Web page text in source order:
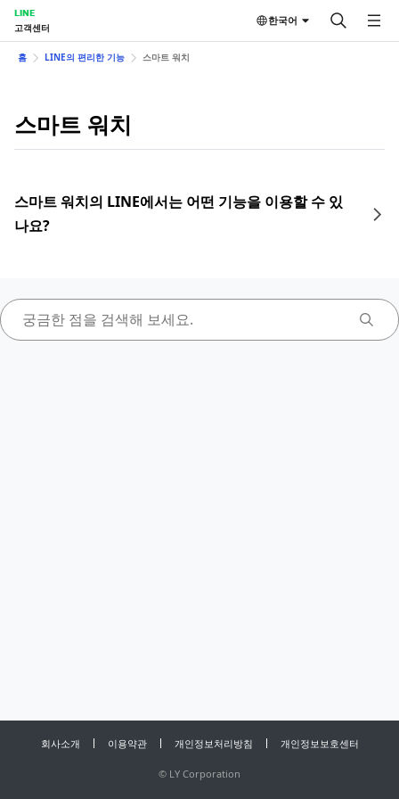
LINE
고객센터
한국어
홈 LINE의 편리한 기능 스마트 워치
스마트 워치
스마트 워치의 LINE에서는 어떤 기능을 이용할 수 있
나요?
회사소개 이용약관 개인정보처리방침 개인정보보호센터
© LY Corporation